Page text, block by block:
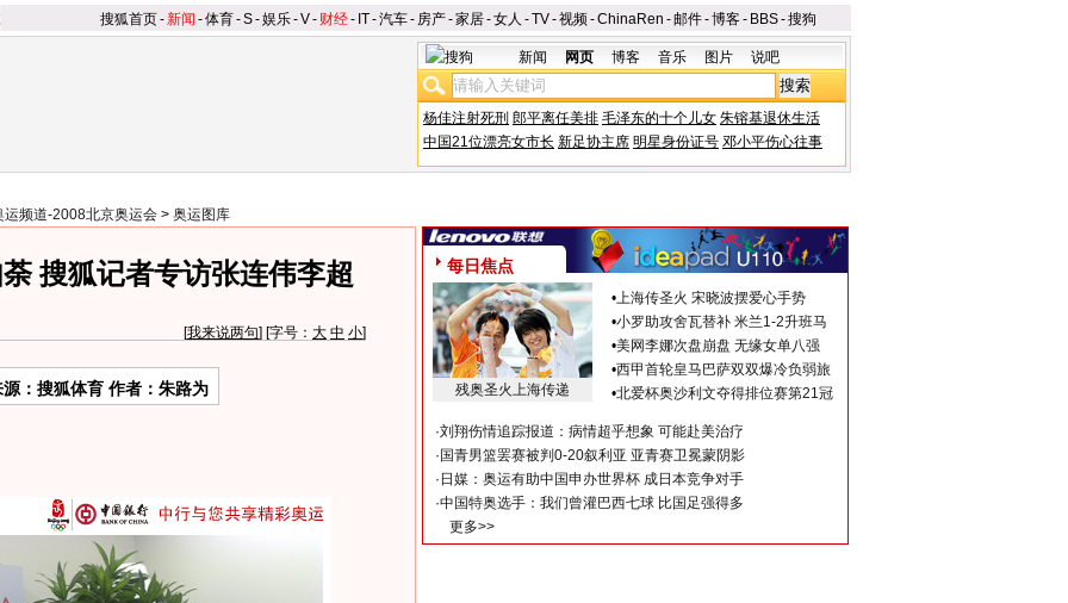
搜狐首页-新闻 -体育-S-娱乐-V- 财经- IT-汽车- 房产-家居-女人 -TV-视频-ChinaRen -邮件-博客- BBS-搜狗
新闻 网页 博客 音乐 图片 说吧
杨佳注射死刑 郎平离任美排 毛泽东的十个儿女 朱镕基退休生活
中国21位漂亮女市长 新足协主席 明星身份证号 邓小平伤心往事
运频道-2008北京奥运会 > 奥运图库
搜狐记者专访张连伟李超
[我来说两句] [字号： 大 中 小]
源：搜狐体育 作者：朱路为
每日焦点
残奥圣火上海传递
•上海传圣火 宋晓波摆爱心手势
•小罗助攻舍瓦替补 米兰1-2升班马
•美网李娜次盘崩盘 无缘女单八强
•西甲首轮皇马巴萨双双爆冷负弱旅
•北爱杯奥沙利文夺得排位赛第21冠
·刘翔伤情追踪报道：病情超乎想象 可能赴美治疗
· 国青男篮罢赛被判0-20叙利亚 亚青赛卫冕蒙阴影
· 日媒：奥运有助中国申办世界杯 成日本竞争对手
·中国特奥选手：我们曾灌巴西七球 比国足强得多
更多>>